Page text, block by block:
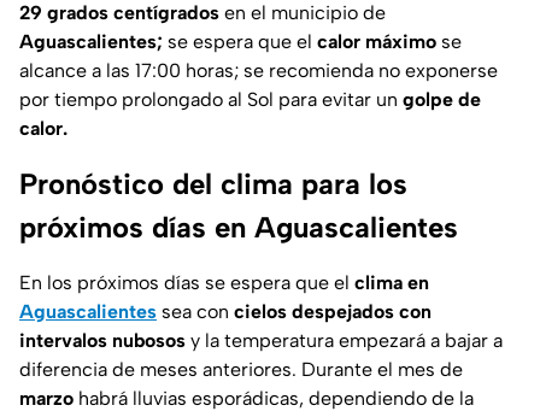
29 grados centígrados en el municipio de
Aguascalientes; se espera que el calor máximo se
alcance a las 17:00 horas; se recomienda no exponerse
por tiempo prolongado al Sol para evitar un golpe de
calor.
Pronóstico del clima para los
próximos días en Aguascalientes
En los próximos días se espera que el clima en
Aguascalientes sea con cielos despejados con
intervalos nubosos y la temperatura empezará a bajar a
diferencia de meses anteriores. Durante el mes de
marzo habrá lluvias esporádicas, dependiendo de la